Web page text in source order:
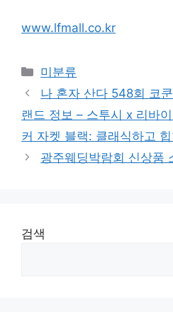
www.lfmall.co.kr
Categories
미분류
나 혼자 산다 548회 코
랜드 정보 – 스투시 x 리바
커 자켓 블랙: 클래식하고
광주웨딩박람회 신상품
검색